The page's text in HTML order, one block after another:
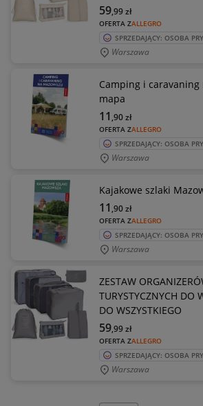
OFERTA ZALLEGRO
59,99zł
SPRZEDAJĄCY: OSOBA
Warszawa
Camping i caravaning
mapa
OFERTA ZALLEGRO
11 ,90zł
SPRZEDAJĄCY: OSOBA
Warszawa
Kajakowe szlaki
OFERTA ZALLEGRO
11 ,90zł
SPRZEDAJĄCY: OSOBA
Warszawa
ZESTAW
TURYSTYCZNYCH DO
DO WSZYSTKIEGO
OFERTA ZALLEGRO
59,99zł
SPRZEDAJĄCY: OSOBA
Warszawa